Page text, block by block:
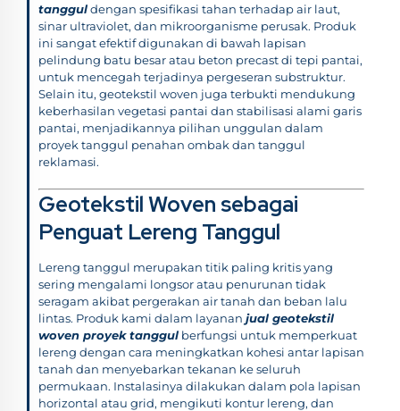
tangguldengan spesifikasi tahan terhadap air laut,
sinar ultraviolet, dan mikroorganisme perusak. Produk
ini sangat efektif digunakan di bawah lapisan
pelindung batu besar atau beton precast di tepi pantai,
untuk mencegah terjadinya pergeseran substruktur.
Selain itu, geotekstil woven juga terbukti mendukung
keberhasilan vegetasi pantai dan stabilisasi alami garis
pantai, menjadikannya pilihan unggulan dalam
proyek tanggul penahan ombak dan tanggul
reklamasi.
Geotekstil Woven sebagai
Penguat Lereng Tanggul
Lereng tanggul merupakan titik paling kritis yang
sering mengalami longsor atau penurunan tidak
seragam akibat pergerakan air tanah dan beban lalu
lintas. Produk kami dalam layanan jual geotekstil
woven proyek tanggul berfungsi untuk memperkuat
lereng dengan cara meningkatkan kohesi antar lapisan
tanah dan menyebarkan tekanan ke seluruh
permukaan. Instalasinya dilakukan dalam pola lapisan
horizontal atau grid, mengikuti kontur lereng, dan